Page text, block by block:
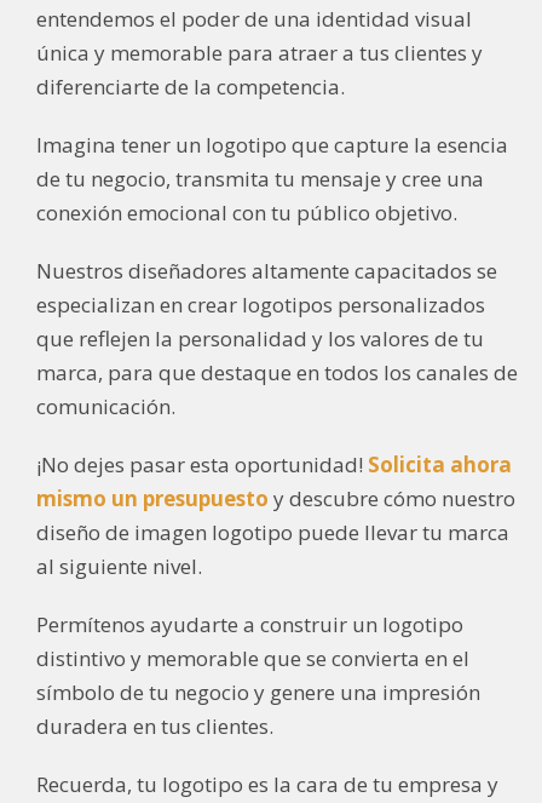
entendemos el poder de una identidad visual
única y memorable para atraer a tus clientes y
diferenciarte de la competencia.
Imagina tener un logotipo que capture la esencia
de tu negocio, transmita tu mensaje y cree una
conexión emocional con tu público objetivo.
Nuestros diseñadores altamente capacitados se
especializan en crear logotipos personalizados
que reflejen la personalidad y los valores de tu
marca, para que destaque en todos los canales de
comunicación.
¡No dejes pasar esta oportunidad! Solicita ahora
mismo un presupuesto y descubre cómo nuestro
diseño de imagen logotipo puede llevar tu marca
al siguiente nivel.
Permítenos ayudarte a construir un logotipo
distintivo y memorable que se convierta en el
símbolo de tu negocio y genere una impresión
duradera en tus clientes.
Recuerda, tu logotipo es la cara de tu empresa y